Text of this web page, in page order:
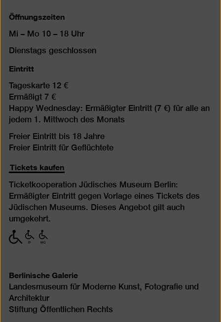
Öffnungszeiten
Mi – Mo 10 – 18 Uhr
Dienstags geschlossen
Eintritt
Tageskarte 12 €
Ermäßigt 7 €
Happy Wednesday: Ermäßigter Eintritt (7 €) für alle an
jedem 1. Mittwoch des Monats
Freier Eintritt bis 18 Jahre
Freier Eintritt für Geflüchtete
Tickets kaufen
Ticketkooperation Jüdisches Museum Berlin:
Ermäßigter Eintritt gegen Vorlage eines Tickets des
Jüdischen Museums. Dieses Angebot gilt auch
umgekehrt.
mit
eingeschränkter
mit
eingeschränkter
mit
eingeschränkter
Berlinische Galerie
Landesmuseum für Moderne Kunst, Fotografie und
Architektur
Stiftung Öffentlichen Rechts